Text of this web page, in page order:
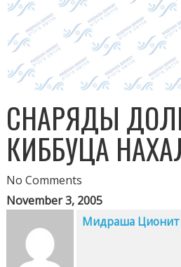
СНАРЯДЫ
КИББУЦА
No Comments
November 3, 2005
Мидраша Ционит